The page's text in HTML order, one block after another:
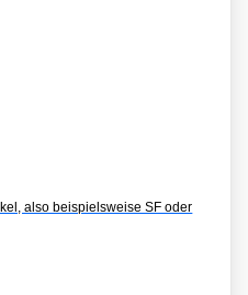
also beispielsweise SF oder